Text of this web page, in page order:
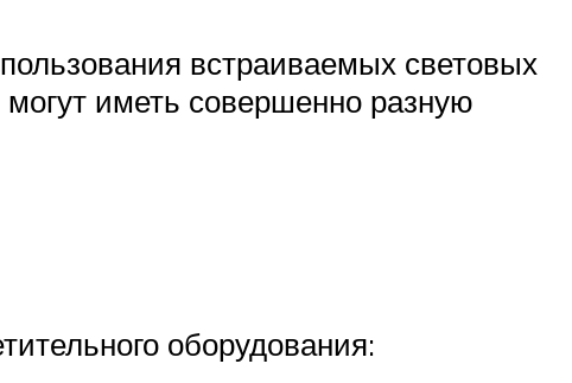
встраиваемых световых
иметь совершенно разную
оборудования: